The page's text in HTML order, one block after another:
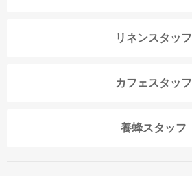
リネンスタッフ
カフェスタッフ
養蜂スタッフ